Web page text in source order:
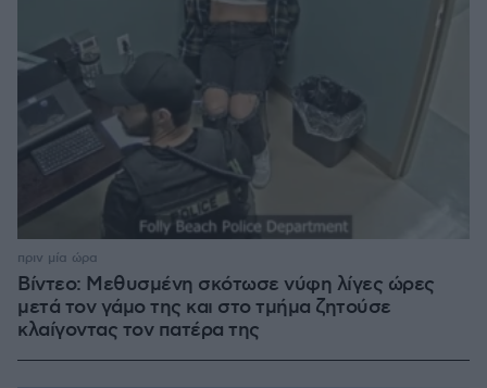
Βίντεο: Μεθυσμένη σκότωσε νύφη λίγες ώρες
μετά τον γάμο της και στο τμήμα ζητούσε
κλαίγοντας τον πατέρα της
πριν μία ώρα